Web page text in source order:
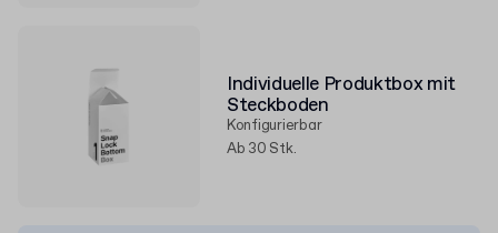
Individuelle Produktbox mit
Steckboden
Konfigurierbar
Ab 30 Stk.